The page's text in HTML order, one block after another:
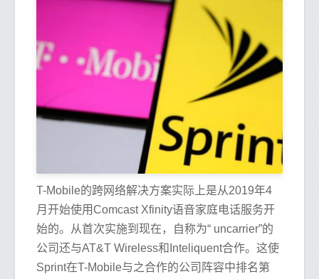
T-Mobile的跨网络解决方案实际上是从2019年4
月开始使用Comcast Xfinity语音家庭电话服务开
始的。从首次实施到现在，自称为“ uncarrier”的
公司还与AT&T Wireless和Inteliquent合作。这使
Sprint在T-Mobile与之合作的公司阵容中排名第